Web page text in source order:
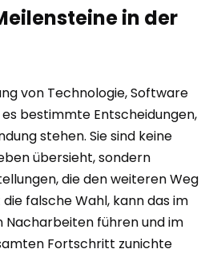
in der
von Technologie, Software
bestimmte Entscheidungen,
stehen. Sie sind keine
übersieht, sondern
die den weiteren Weg
falsche Wahl, kann das im
Nacharbeiten führen und im
Fortschritt zunichte